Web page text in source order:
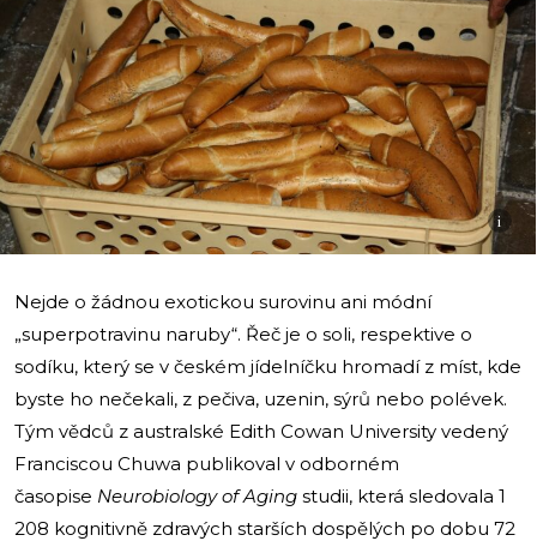
i
Nejde o žádnou exotickou surovinu ani módní
„superpotravinu naruby“. Řeč je o soli, respektive o
sodíku, který se v českém jídelníčku hromadí z míst, kde
byste ho nečekali, z pečiva, uzenin, sýrů nebo polévek.
Tým vědců z australské Edith Cowan University vedený
Franciscou Chuwa publikoval v odborném
časopise Neurobiology of Aging studii, která sledovala 1
208 kognitivně zdravých starších dospělých po dobu 72